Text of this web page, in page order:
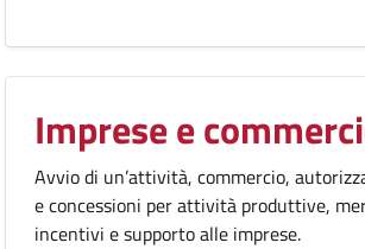
Imprese e
Avvio di un’attività, commercio,
e concessioni per attività produttive,
incentivi e supporto alle imprese.